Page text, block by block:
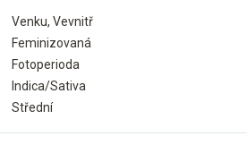
Venku, Vevnitř
Feminizovaná
Fotoperioda
Indica/Sativa
Střední